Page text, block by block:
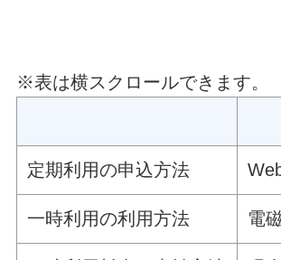
※表は横スクロールできます。
定期利用の申込方法
一時利用の利用方法 電